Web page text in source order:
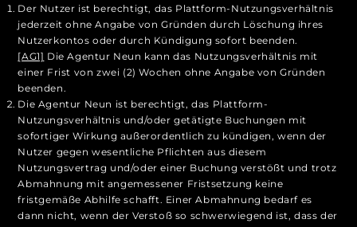
Der Nutzer ist berechtigt, das Plattform-Nutzungsverhältnis
jederzeit ohne Angabe von Gründen durch Löschung ihres
Nutzerkontos oder durch Kündigung sofort beenden.
[AG1] Die Agentur Neun kann das Nutzungsverhältnis mit
einer Frist von zwei (2) Wochen ohne Angabe von Gründen
beenden.
Die Agentur Neun ist berechtigt, das Plattform-
Nutzungsverhältnis und/oder getätigte Buchungen mit
sofortiger Wirkung außerordentlich zu kündigen, wenn der
Nutzer gegen wesentliche Pflichten aus diesem
Nutzungsvertrag und/oder einer Buchung verstößt und trotz
Abmahnung mit angemessener Fristsetzung keine
fristgemäße Abhilfe schafft. Einer Abmahnung bedarf es
dann nicht, wenn der Verstoß so schwerwiegend ist, dass der